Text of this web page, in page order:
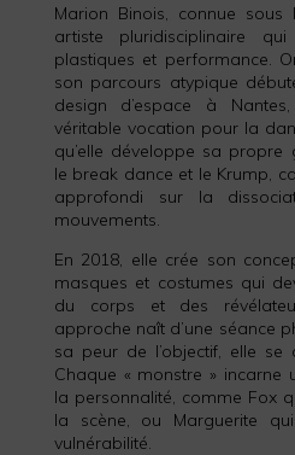
Marion Binois, connue
artiste pluridisciplinaire
plastiques et performance.
son parcours atypique
design d’espace à
véritable vocation pour la
qu’elle développe sa propre
le break dance et le Krump,
approfondi sur la
mouvements.
En 2018, elle crée son
masques et costumes qui
du corps et des
approche naît d’une séance
sa peur de l’objectif, elle se
Chaque « monstre » incarne
la personnalité, comme Fox
la scène, ou Marguerite
vulnérabilité.